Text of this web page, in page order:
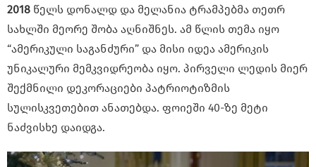
2018 წელს დონალდ და მელანია ტრამპებმა თეთრ
სახლში მეორე შობა აღნიშნეს. ამ წლის თემა იყო
“ამერიკული საგანძური” და მისი იდეა ამერიკის
უნიკალური მემკვიდრეობა იყო. პირველი ლედის მიერ
შექმნილი დეკორაციები პატრიოტიზმის
სულისკვეთებით ანათებდა. ფოიეში 40-ზე მეტი
ნაძვისხე დაიდგა.